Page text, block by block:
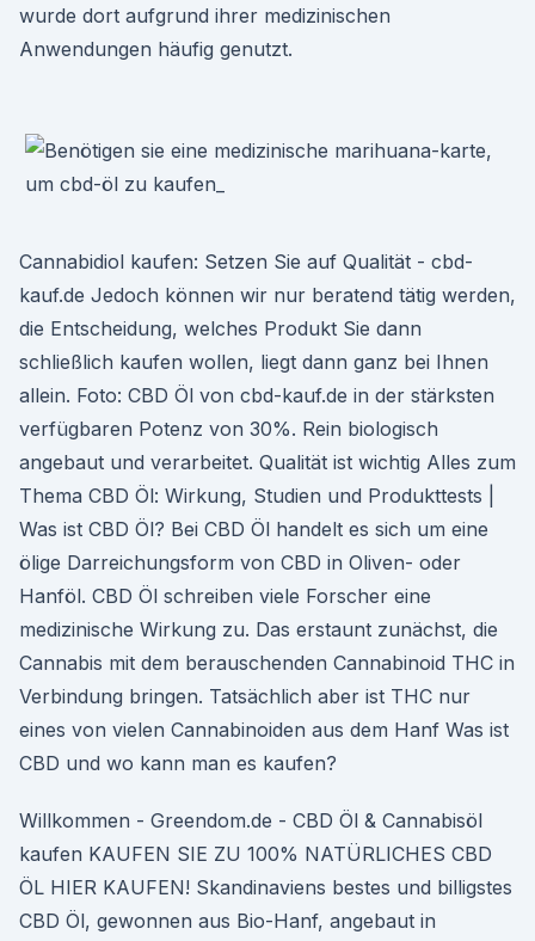
wurde dort aufgrund ihrer medizinischen
Anwendungen häufig genutzt.
Cannabidiol kaufen: Setzen Sie auf Qualität - cbd-
kauf.de Jedoch können wir nur beratend tätig werden,
die Entscheidung, welches Produkt Sie dann
schließlich kaufen wollen, liegt dann ganz bei Ihnen
allein. Foto: CBD Öl von cbd-kauf.de in der stärksten
verfügbaren Potenz von 30%. Rein biologisch
angebaut und verarbeitet. Qualität ist wichtig Alles zum
Thema CBD Öl: Wirkung, Studien und Produkttests |
Was ist CBD Öl? Bei CBD Öl handelt es sich um eine
ölige Darreichungsform von CBD in Oliven- oder
Hanföl. CBD Öl schreiben viele Forscher eine
medizinische Wirkung zu. Das erstaunt zunächst, die
Cannabis mit dem berauschenden Cannabinoid THC in
Verbindung bringen. Tatsächlich aber ist THC nur
eines von vielen Cannabinoiden aus dem Hanf Was ist
CBD und wo kann man es kaufen?
Willkommen - Greendom.de - CBD Öl & Cannabisöl
kaufen KAUFEN SIE ZU 100% NATÜRLICHES CBD
ÖL HIER KAUFEN! Skandinaviens bestes und billigstes
CBD Öl, gewonnen aus Bio-Hanf, angebaut in